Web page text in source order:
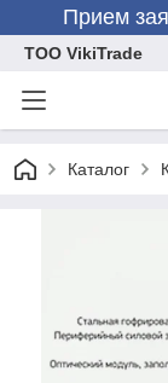
Прием
ТОО VikiTrade
Каталог